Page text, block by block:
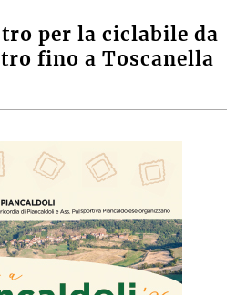
per la ciclabile da
fino a Toscanella